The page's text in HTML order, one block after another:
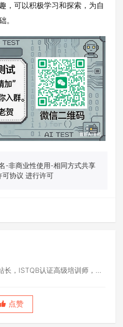
，可以积极学习和探索，为自
。
-非商业性使用-相同方式共享
协议 进行许可
长，ISTQB认证高级培训师，
制造者。
点赞